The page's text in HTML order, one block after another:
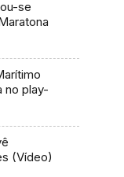
se
no play-
(Vídeo)